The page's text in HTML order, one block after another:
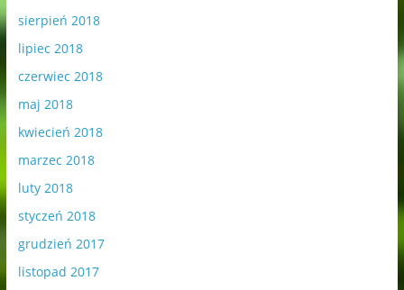
sierpień 2018
lipiec 2018
czerwiec 2018
maj 2018
kwiecień 2018
marzec 2018
luty 2018
styczeń 2018
grudzień 2017
listopad 2017